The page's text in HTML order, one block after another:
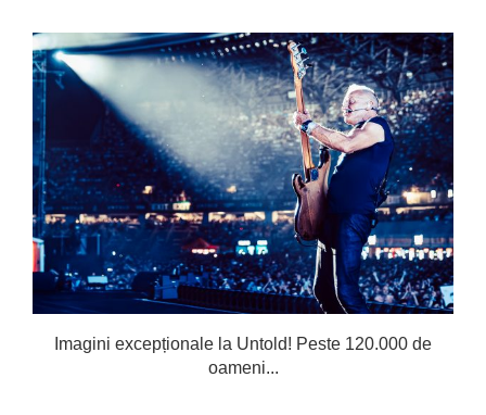
Imagini excepționale la Untold! Peste 120.000 de
oameni...